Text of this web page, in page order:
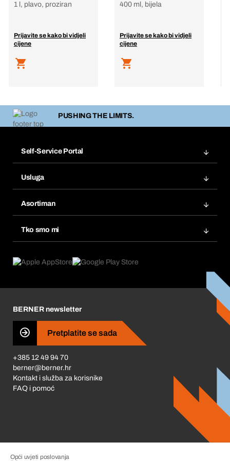
1 l, plavo, proziran
Prijavite se kako bi vidjeli
cijene
400 ml, bijela
Prijavite se kako bi vidjeli
cijene
PUSHING THE LIMITS.
Self-Service Portal
Popisi želja
Ponovno naručivanje
Pretplate
Usluga
Tražitelji proizvoda
Asortiman
Tko smo mi
Što nas pokreće
Business Conduct
BERNER newsletter
Pretplatite se sada
+385 12 49 94 70
berner@berner.hr
Kontakt i služba za korisnike
FAQ i pomoć
Opći uvjeti poslovanja